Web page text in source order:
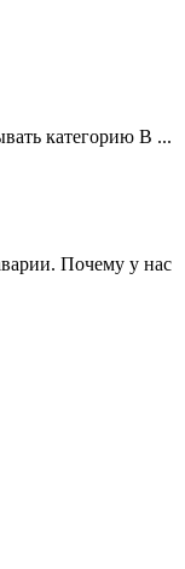
категорию В ...
Почему у нас